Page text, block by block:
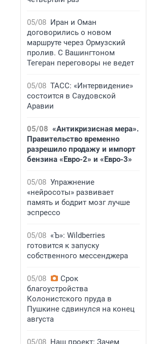
05/08 Иран и Оман
договорились о новом
маршруте через Ормузский
пролив. С Вашингтоном
Тегеран переговоры не ведет
05/08 ТАСС: «Интервидение»
состоится в Саудовской
Аравии
05/08 «Антикризисная мера».
Правительство временно
разрешило продажу и импорт
бензина «Евро-2» и «Евро-3»
05/08 Упражнение
«нейросоты» развивает
память и бодрит мозг лучше
эспрессо
05/08 «Ъ»: Wildberries
готовится к запуску
собственного мессенджера
05/08
Срок
благоустройства
Колонистского пруда в
Пушкине сдвинулся на конец
августа
05/08 Наш проект: Зачем